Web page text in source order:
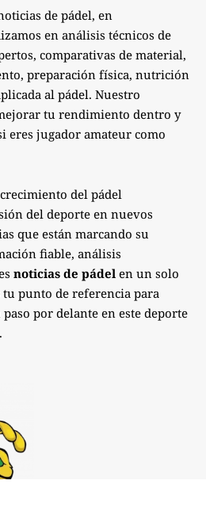
de pádel, en
en análisis técnicos de
comparativas de material,
preparación física, nutrición
al pádel. Nuestro
tu rendimiento dentro y
eres jugador amateur como
del pádel
del deporte en nuevos
que están marcando su
fiable, análisis
noticias de pádel en un solo
tu punto de referencia para
por delante en este deporte